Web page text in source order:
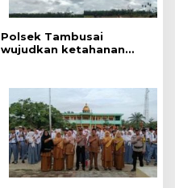
Polsek Tambusai
wujudkan ketahanan
rangka Penanaman
Jagung Kuartal II di Desa
Batas, Kec. Tambusai